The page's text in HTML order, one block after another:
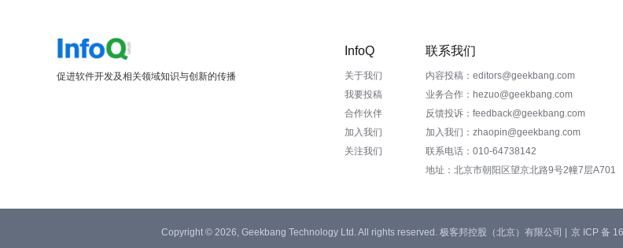
促进软件开发及相关领域知识与创新的传播
InfoQ
关于我们
我要投稿
合作伙伴
加入我们
关注我们
联系我们
内容投稿：editors@geekbang.com
业务合作：hezuo@geekbang.com
反馈投诉：feedback@geekbang.com
加入我们：zhaopin@geekbang.com
联系电话：010-64738142
地址：北京市朝阳区望京北路9号2幢7层A701
Copyright © 2026, Geekbang Technology Ltd. All rights reserved. 极客邦控股（北京）有限公司 | 京 ICP 备